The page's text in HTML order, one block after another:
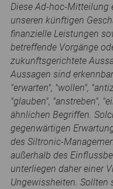
Diese Ad-hoc-Mitteilung
unseren künftigen
finanzielle Leistungen
betreffende Vorgänge
zukunftsgerichtete
Aussagen sind
"erwarten", "wollen",
"glauben", "anstreben",
ähnlichen Begriffen.
gegenwärtigen
des Siltronic-
außerhalb des
unterliegen daher einer
Ungewissheiten. Sollten